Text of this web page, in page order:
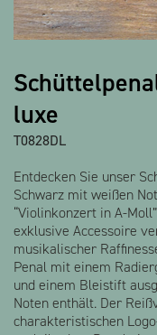
luxe
T0828DL
Entdecken Sie unser
Schwarz mit weißen
“Violinkonzert in A-
exklusive Accessoire
musikalischer
Penal mit einem
und einem Bleistift
Noten enthält. Der
charakteristischen